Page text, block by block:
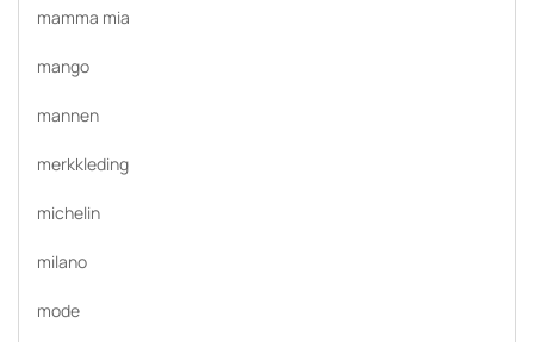
mamma mia
mango
mannen
merkkleding
michelin
milano
mode